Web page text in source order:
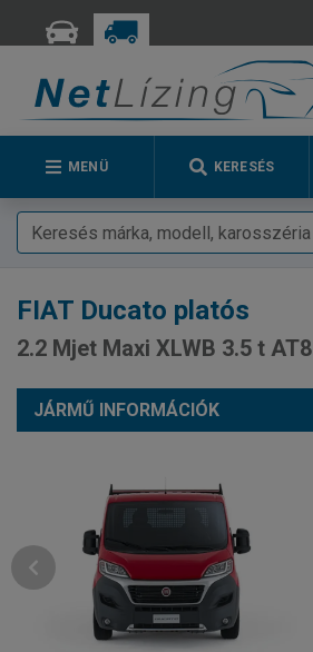
MENÜ KERESÉS
FIAT Ducato platós
2.2 Mjet Maxi XLWB 3.5 t AT8
JÁRMŰ INFORMÁCIÓK